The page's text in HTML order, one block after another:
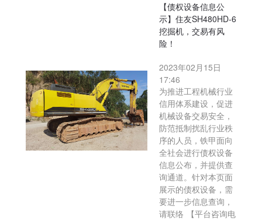
【债权设备信息公
示】住友SH480HD-6
挖掘机，交易有风
险！
2023年02月15日
17:46
为推进工程机械行业
信用体系建设，促进
机械设备交易安全，
防范抵制扰乱行业秩
序的人员，铁甲面向
全社会进行债权设备
信息公布，并提供查
询通道。针对本页面
展示的债权设备，需
要进一步信息查询，
请联络 【平台咨询电